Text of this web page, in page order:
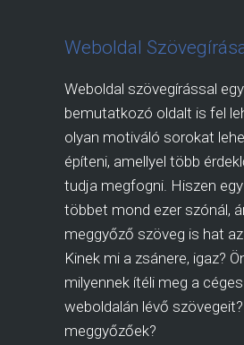
Weboldal
Weboldal szövegírással
bemutatkozó oldalt is fel
olyan motiváló sorokat
építeni, amellyel több
tudja megfogni. Hiszen
többet mond ezer szónál,
meggyőző szöveg is hat
Kinek mi a zsánere, igaz?
milyennek ítéli meg a céges
weboldalán lévő
meggyőzőek?